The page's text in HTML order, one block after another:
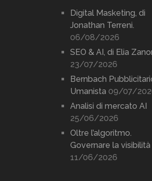
Digital Masketing, di
Jonathan Terreni.
06/08/2026
SEO & AI, di Elia
23/07/2026
Bernbach
Umanista 09/07/
Analisi di mercato AI
25/06/2026
Oltre l’algoritmo.
Governare la visibilità
11/06/2026